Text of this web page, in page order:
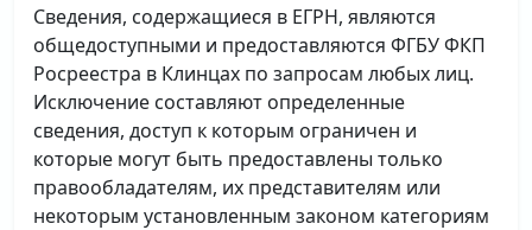
Сведения, содержащиеся в ЕГРН, являются
общедоступными и предоставляются ФГБУ ФКП
Росреестра в Клинцах по запросам любых лиц.
Исключение составляют определенные
сведения, доступ к которым ограничен и
которые могут быть предоставлены только
правообладателям, их представителям или
некоторым установленным законом категориям